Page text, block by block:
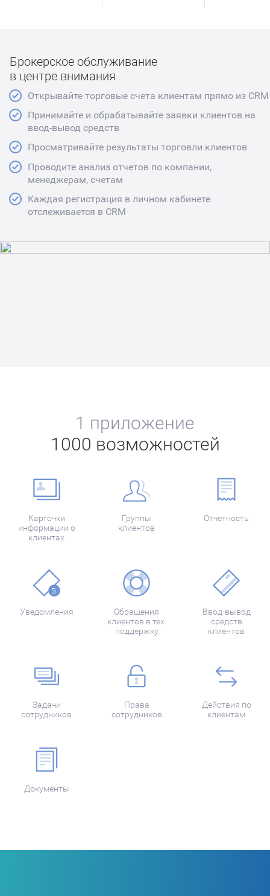
Брокерское обслуживание
в центре внимания
Открывайте торговые счета клиентам прямо из CRM
Принимайте и обрабатывайте заявки клиентов на
ввод-вывод средств
Просматривайте результаты торговли клиентов
Проводите анализ отчетов по компании,
менеджерам, счетам
Каждая регистрация в личном кабинете
отслеживается в CRM
1 приложение
1000 возможностей
Карточки
информации о
клиентах
Группы
клиентов
Отчетность
Уведомления
Обращения
клиентов в тех.
поддержку
Ввод-вывод
средств
клиентов
Задачи
сотрудников
Права
сотрудников
Действия по
клиентам
Документы